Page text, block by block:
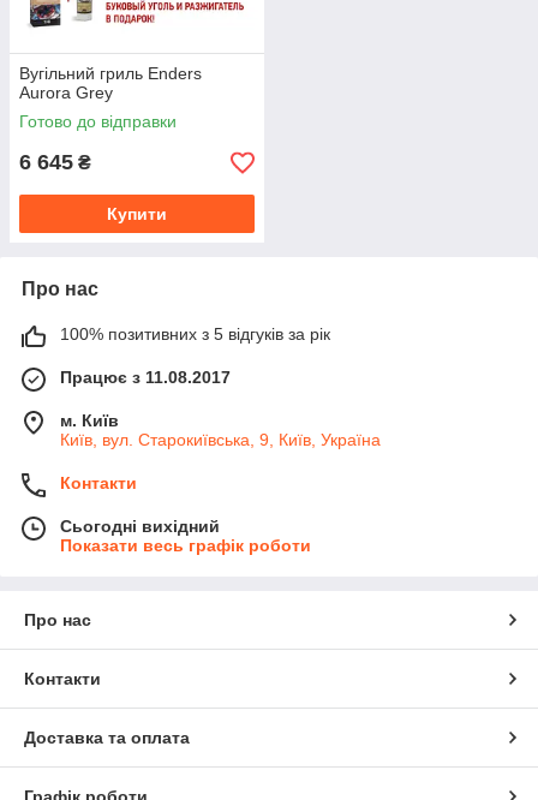
Вугільний гриль Enders
Aurora Grey
Готово до відправки
6 645 ₴
Купити
Про нас
100% позитивних з 5 відгуків за рік
Працює з 11.08.2017
м. Київ
Київ, вул. Старокиївська, 9, Київ, Україна
Контакти
Сьогодні вихідний
Показати весь графік роботи
Про нас
Контакти
Доставка та оплата